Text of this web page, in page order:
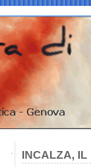
INCALZA, IL